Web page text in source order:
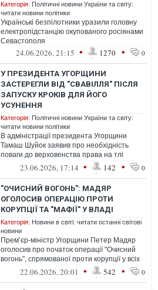
Категорія: Політичні новини України та світу:
читати новини політики
Українські безпілотники уразили головну
електропідстанцію окупованого росіянами
Севастополя
24.06.2026, 21:15 • 1270 • 0
У ПРЕЗИДЕНТА УГОРЩИНИ
ЗАСТЕРЕГЛИ ВІД "СВАВІЛЛЯ" ПІСЛЯ
ЗАПУСКУ КРОКІВ ДЛЯ ЙОГО
УСУНЕННЯ
Категорія: Політичні новини України та світу:
читати новини політики
В адміністрації президента Угорщини
Тамаш Шуйок заявив про необхідність
поваги до верховенства права на тлі
запуску новою владою процедури його
23.06.2026, 17:14 • 142 • 0
"ОЧИСНИЙ ВОГОНЬ": МАДЯР
ОГОЛОСИВ ОПЕРАЦІЮ ПРОТИ
КОРУПЦІЇ ТА "МАФІЇ" У ВЛАДІ
Категорія: Новини в світі: читати останні світові
новини
Прем’єр-міністр Угорщини Петер Мадяр
оголосив про початок операції "Очисний
вогонь", спрямованої проти корупції у всіх
гілках влади та націленої на по...
22.06.2026, 20:01 • 542 • 0